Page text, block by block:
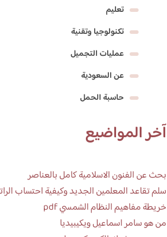
تعليم
تكنولوجيا وتقنية
عمليات التجميل
عن السعودية
حاسبة الحمل
آخر المواضيع
بحث عن الفنون الاسلامية كامل بالعناصر
سلم تقاعد المعلمين الجديد وكيفية احتساب
خريطة مفاهيم النظام الشمسي pdf
من هو سامر اسماعيل ويكيبيديا